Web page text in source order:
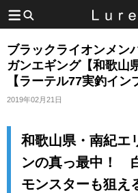
ブラックライオンメン
ガンエギング【和歌山
【ラーテル77実釣イン
2019年02月21日
和歌山県・南紀エ
ンの真っ最中！
モンスターも狙え